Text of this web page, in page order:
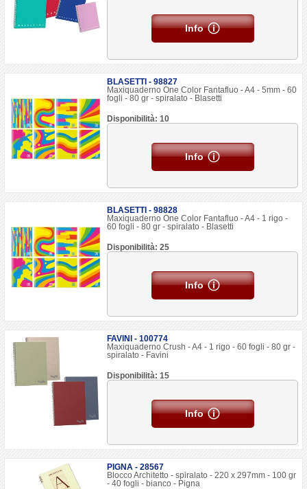
Info
BLASETTI - 98827
Maxiquaderno One Color Fantafluo - A4 - 5mm - 60
fogli - 80 gr - spiralato - Blasetti
Disponibilità: 10
Info
BLASETTI - 98828
Maxiquaderno One Color Fantafluo - A4 - 1 rigo -
60 fogli - 80 gr - spiralato - Blasetti
Disponibilità: 25
Info
FAVINI - 100774
Maxiquaderno Crush - A4 - 1 rigo - 60 fogli - 80 gr -
spiralato - Favini
Disponibilità: 15
Info
PIGNA - 28567
Blocco Architetto - spiralato - 220 x 297mm - 100 gr
- 40 fogli - bianco - Pigna